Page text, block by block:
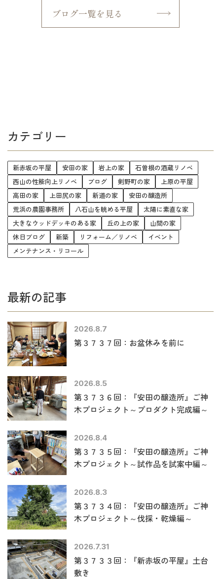
ブログ一覧を見る
カテゴリー
新赤坂の平屋 安田の家 岩上の家
石曽根の酒蔵リノベ
西山の性能向上リノベ
ブログ 剣野町の家
上原の平屋
高田の家
上田尻の家 新道の家
安田の醸造所
荒浜の農園事務所
八石山を眺める平屋
太陽に素直な家
大きなウッドデッキのある家
丘の上の家
山間の家
休日ブログ
新築 リフォーム／リノベ
イベント
メンテナンス・リコール
最新の記事
2026.8.7
第３７３７回：お盆休みを前に
2026.8.5
第３７３６回：『安田の醸造所』ご神
木プロジェクト～プロダクト完成編～
2026.8.4
第３７３５回：『安田の醸造所』ご神
木プロジェクト～試作品を試案中編～
2026.8.3
第３７３４回：『安田の醸造所』ご神
木プロジェクト～伐採・乾燥編～
2026.7.31
第３７３３回：『新赤坂の平屋』土台
敷き